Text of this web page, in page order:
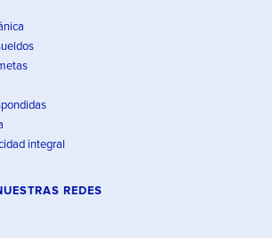
integral
REDES